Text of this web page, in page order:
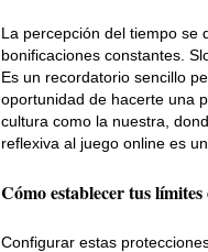
La percepción del tiempo se
bonificaciones constantes.
Es un recordatorio sencillo
oportunidad de hacerte una
cultura como la nuestra,
reflexiva al juego online es
Cómo establecer tus
Configurar estas